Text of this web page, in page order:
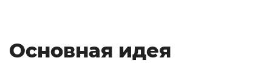
Основная идея